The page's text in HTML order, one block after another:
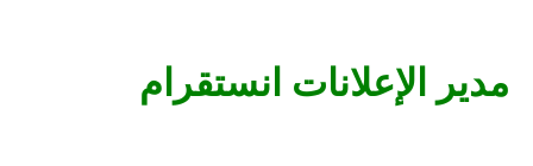
مدير الإعلانات انستقرام